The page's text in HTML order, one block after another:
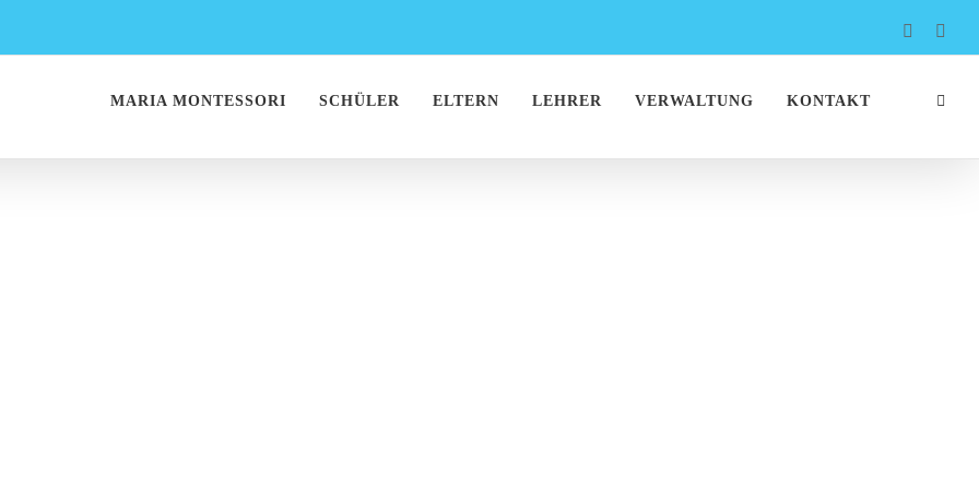
Facebook
MARIA MONTESSORI SCHÜLER ELTERN LEHRER VERWALTUNG KONTAKT